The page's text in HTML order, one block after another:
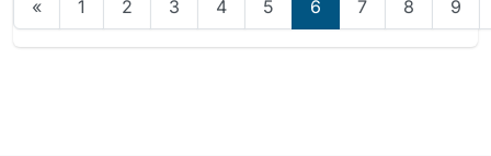
« 1 2 3 4 5 6 7 8 9